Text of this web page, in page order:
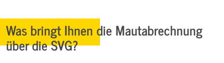
Was bringt Ihnen die Mautabrechnung
über die SVG?